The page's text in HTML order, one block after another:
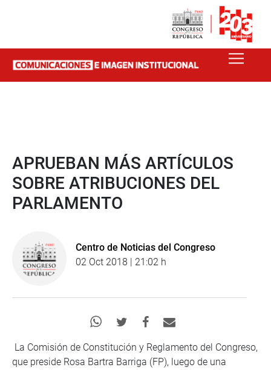
APRUEBAN MÁS ARTÍCULOS
SOBRE ATRIBUCIONES DEL
PARLAMENTO
Centro de Noticias del Congreso
02 Oct 2018 | 21:02 h
La Comisión de Constitución y Reglamento del Congreso,
que preside Rosa Bartra Barriga (FP), luego de una